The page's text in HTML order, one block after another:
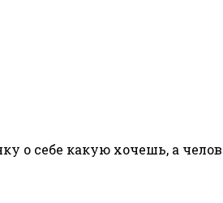
себе какую хочешь, а